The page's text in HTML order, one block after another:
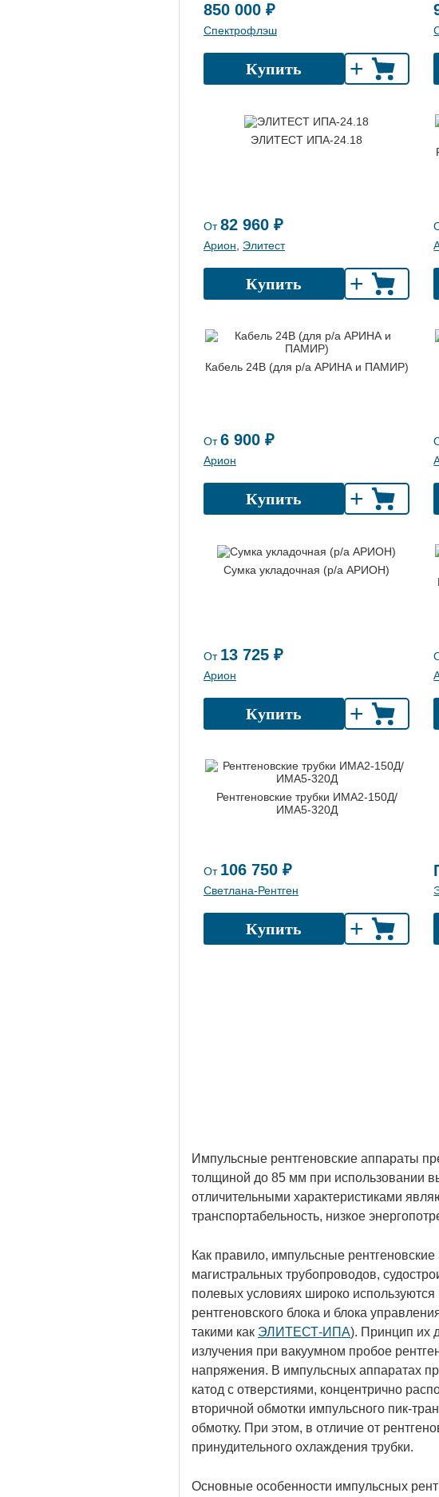
850 000 ₽
Спектрофлэш
Купить +
ЭЛИТЕСТ ИПА-24.18
От82 960 ₽
Арион Элитест
Купить +
Кабель 24В (для р/а АРИНА и ПАМИР)
От6 900 ₽
Арион
Купить +
Сумка укладочная (р/а АРИОН)
От 13 725 ₽
Арион
Купить +
Рентгеновские трубки ИМА2-150Д/
ИМА5-320Д
От 106 750 ₽
Светлана-Рентген
Купить +
Импульсные рентгеновские аппараты
толщиной до 85 мм при использовании
отличительными характеристиками
транспортабельность, низкое
Как правило, импульсные
магистральных трубопроводов,
полевых условиях широко
рентгеновского блока и блока
такими как ЭЛИТЕСТ-ИПА). Принцип их
излучения при вакуумном пробое
напряжения. В импульсных аппаратах
катод с отверстиями, концентрично
вторичной обмотки импульсного пик-
обмотку. При этом, в отличие от
принудительного охлаждения трубки.
Основные особенности импульсных